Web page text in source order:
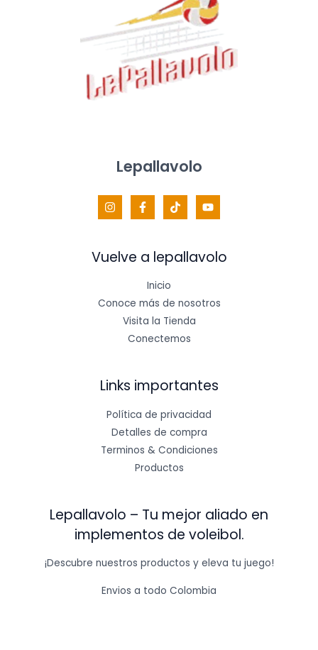
Lepallavolo
Vuelve a lepallavolo
Inicio
Conoce más de nosotros
Visita la Tienda
Conectemos
Links importantes
Política de privacidad
Detalles de compra
Terminos & Condiciones
Productos
Lepallavolo – Tu mejor aliado en
implementos de voleibol.
¡Descubre nuestros productos y eleva tu juego!
Envios a todo Colombia